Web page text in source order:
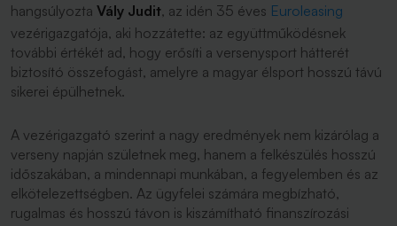
hangsúlyozta Vály Judit, az idén 35 éves Euroleasing
vezérigazgatója, aki hozzátette: az együttműködésnek
további értékét ad, hogy erősíti a versenysport hátterét
biztosító összefogást, amelyre a magyar élsport hosszú távú
sikerei épülhetnek.
A vezérigazgató szerint a nagy eredmények nem kizárólag a
verseny napján születnek meg, hanem a felkészülés hosszú
időszakában, a mindennapi munkában, a fegyelemben és az
elkötelezettségben. Az ügyfelei számára megbízható,
rugalmas és hosszú távon is kiszámítható finanszírozási